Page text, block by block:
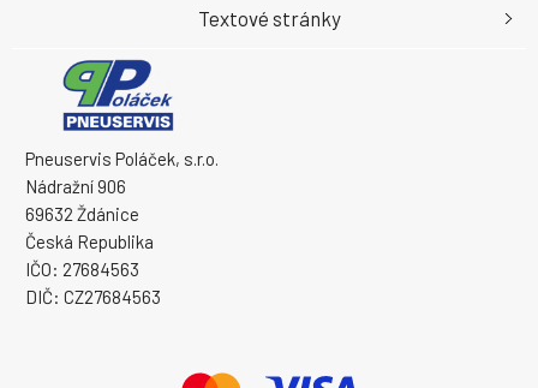
Pneuservis Poláček, s.r.o.
Nádražní 906
69632 Ždánice
Česká Republika
IČO: 27684563
DIČ: CZ27684563
Textové stránky